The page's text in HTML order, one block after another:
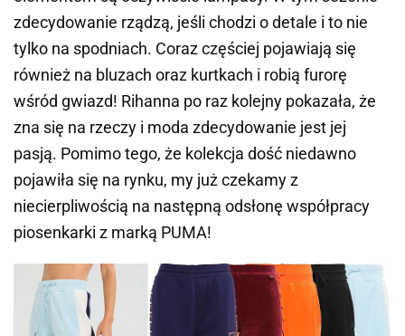
zdecydowanie rządzą, jeśli chodzi o detale i to nie
tylko na spodniach. Coraz częściej pojawiają się
również na bluzach oraz kurtkach i robią furorę
wśród gwiazd! Rihanna po raz kolejny pokazała, że
zna się na rzeczy i moda zdecydowanie jest jej
pasją. Pomimo tego, że kolekcja dość niedawno
pojawiła się na rynku, my już czekamy z
niecierpliwością na następną odsłonę współpracy
piosenkarki z marką PUMA!